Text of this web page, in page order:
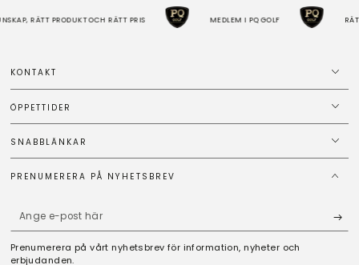
OCH RÄTT PRIS MEDLEM I PQ GOLF RÄTT KUNSKAP,
KONTAKT
ÖPPETTIDER
SNABBLÄNKAR
PRENUMERERA PÅ NYHETSBREV
Ange
e-
post
Prenumerera på vårt nyhetsbrev för information, nyheter och
erbjudanden.